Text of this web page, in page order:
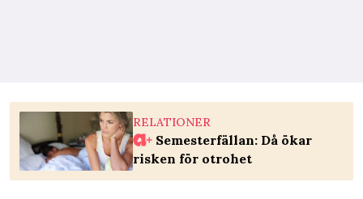
RELATIONER
Semesterfällan: Då ökar
risken för otrohet